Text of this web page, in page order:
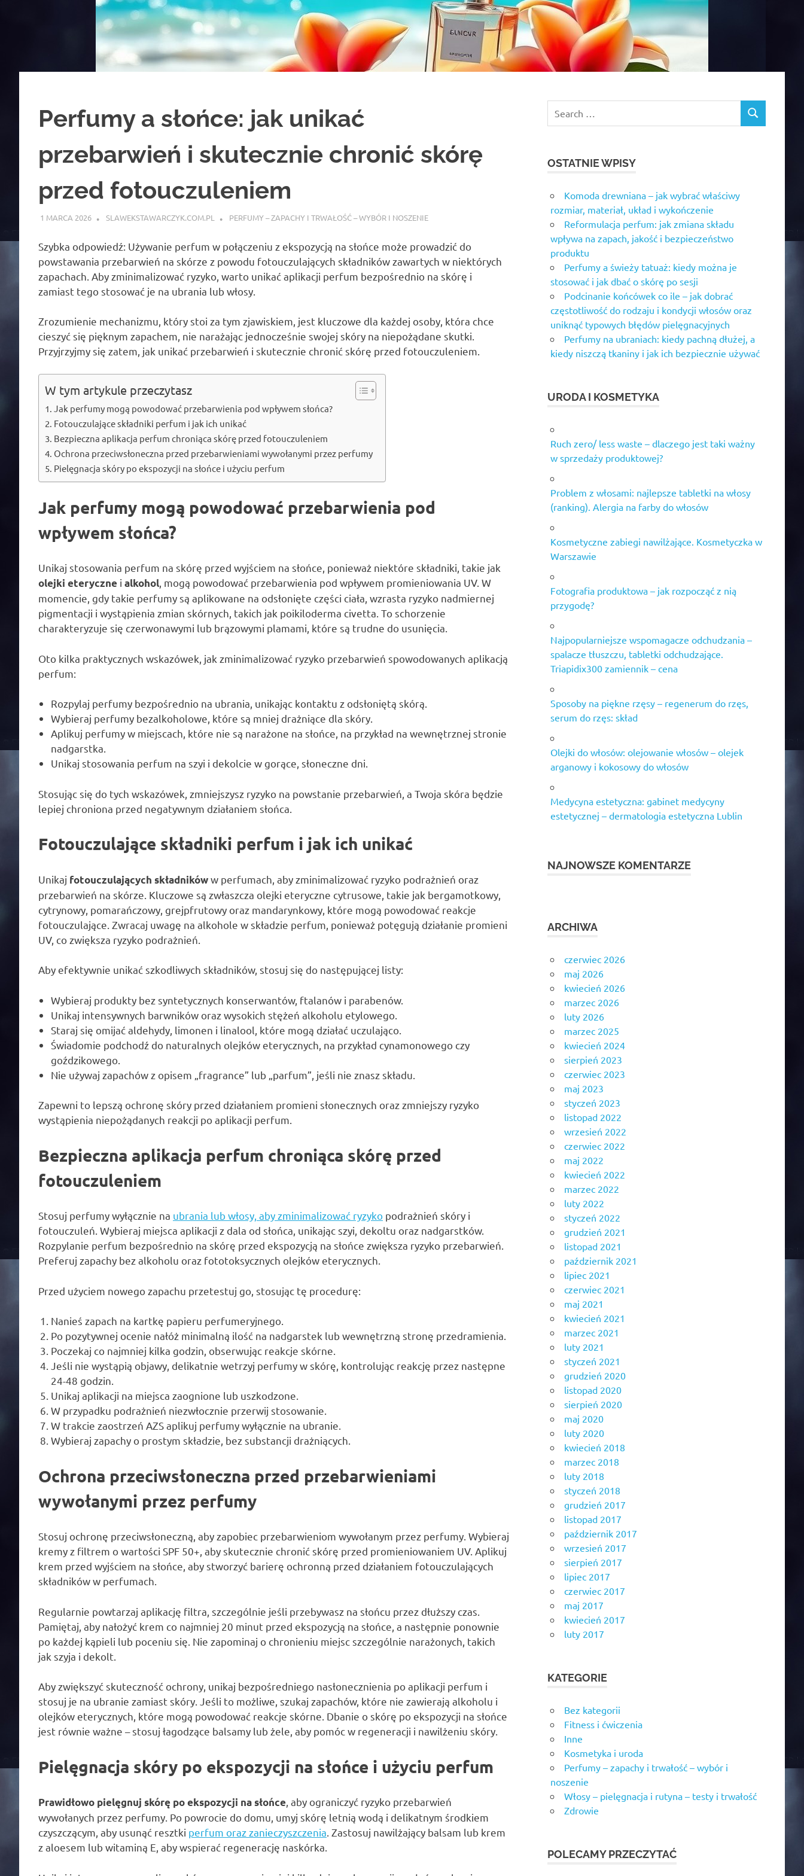
Perfumy a słońce: jak unikać
przebarwień i skutecznie chronić skórę
przed fotouczuleniem
1 MARCA 2026 SLAWEKSTAWARCZYK.COM.PL PERFUMY – ZAPACHY I TRWAŁOŚĆ – WYBÓR I NOSZENIE
Szybka odpowiedź: Używanie perfum w połączeniu z ekspozycją na słońce może prowadzić do
powstawania przebarwień na skórze z powodu fotouczulających składników zawartych w niektórych
zapachach. Aby zminimalizować ryzyko, warto unikać aplikacji perfum bezpośrednio na skórę i
zamiast tego stosować je na ubrania lub włosy.
Zrozumienie mechanizmu, który stoi za tym zjawiskiem, jest kluczowe dla każdej osoby, która chce
cieszyć się pięknym zapachem, nie narażając jednocześnie swojej skóry na niepożądane skutki.
Przyjrzyjmy się zatem, jak unikać przebarwień i skutecznie chronić skórę przed fotouczuleniem.
W tym artykule przeczytasz
Jak perfumy mogą powodować przebarwienia pod wpływem słońca?
Fotouczulające składniki perfum i jak ich unikać
Bezpieczna aplikacja perfum chroniąca skórę przed fotouczuleniem
Ochrona przeciwsłoneczna przed przebarwieniami wywołanymi przez perfumy
Pielęgnacja skóry po ekspozycji na słońce i użyciu perfum
Jak perfumy mogą powodować przebarwienia pod
wpływem słońca?
Unikaj stosowania perfum na skórę przed wyjściem na słońce, ponieważ niektóre składniki, takie jak
olejki eteryczne i alkohol, mogą powodować przebarwienia pod wpływem promieniowania UV. W
momencie, gdy takie perfumy są aplikowane na odsłonięte części ciała, wzrasta ryzyko nadmiernej
pigmentacji i wystąpienia zmian skórnych, takich jak poikiloderma civetta. To schorzenie
charakteryzuje się czerwonawymi lub brązowymi plamami, które są trudne do usunięcia.
Oto kilka praktycznych wskazówek, jak zminimalizować ryzyko przebarwień spowodowanych aplikacją
perfum:
Rozpylaj perfumy bezpośrednio na ubrania, unikając kontaktu z odsłoniętą skórą.
Wybieraj perfumy bezalkoholowe, które są mniej drażniące dla skóry.
Aplikuj perfumy w miejscach, które nie są narażone na słońce, na przykład na wewnętrznej stronie
nadgarstka.
Unikaj stosowania perfum na szyi i dekolcie w gorące, słoneczne dni.
Stosując się do tych wskazówek, zmniejszysz ryzyko na powstanie przebarwień, a Twoja skóra będzie
lepiej chroniona przed negatywnym działaniem słońca.
Fotouczulające składniki perfum i jak ich unikać
Unikaj fotouczulających składnikóww perfumach, aby zminimalizować ryzyko podrażnień oraz
przebarwień na skórze. Kluczowe są zwłaszcza olejki eteryczne cytrusowe, takie jak bergamotkowy,
cytrynowy, pomarańczowy, grejpfrutowy oraz mandarynkowy, które mogą powodować reakcje
fotouczulające. Zwracaj uwagę na alkohole w składzie perfum, ponieważ potęgują działanie promieni
UV, co zwiększa ryzyko podrażnień.
Aby efektywnie unikać szkodliwych składników, stosuj się do następującej listy:
Wybieraj produkty bez syntetycznych konserwantów, ftalanów i parabenów.
Unikaj intensywnych barwników oraz wysokich stężeń alkoholu etylowego.
Staraj się omijać aldehydy, limonen i linalool, które mogą działać uczulająco.
Świadomie podchodź do naturalnych olejków eterycznych, na przykład cynamonowego czy
goździkowego.
Nie używaj zapachów z opisem „fragrance” lub „parfum”, jeśli nie znasz składu.
Zapewni to lepszą ochronę skóry przed działaniem promieni słonecznych oraz zmniejszy ryzyko
wystąpienia niepożądanych reakcji po aplikacji perfum.
Bezpieczna aplikacja perfum chroniąca skórę przed
fotouczuleniem
Stosuj perfumy wyłącznie na ubrania lub włosy, aby zminimalizować ryzyko podrażnień skóry i
fotouczuleń. Wybieraj miejsca aplikacji z dala od słońca, unikając szyi, dekoltu oraz nadgarstków.
Rozpylanie perfum bezpośrednio na skórę przed ekspozycją na słońce zwiększa ryzyko przebarwień.
Preferuj zapachy bez alkoholu oraz fototoksycznych olejków eterycznych.
Przed użyciem nowego zapachu przetestuj go, stosując tę procedurę:
Nanieś zapach na kartkę papieru perfumeryjnego.
Po pozytywnej ocenie nałóż minimalną ilość na nadgarstek lub wewnętrzną stronę przedramienia.
Poczekaj co najmniej kilka godzin, obserwując reakcje skórne.
Jeśli nie wystąpią objawy, delikatnie wetrzyj perfumy w skórę, kontrolując reakcję przez następne
24-48 godzin.
Unikaj aplikacji na miejsca zaognione lub uszkodzone.
W przypadku podrażnień niezwłocznie przerwij stosowanie.
W trakcie zaostrzeń AZS aplikuj perfumy wyłącznie na ubranie.
Wybieraj zapachy o prostym składzie, bez substancji drażniących.
Ochrona przeciwsłoneczna przed przebarwieniami
wywołanymi przez perfumy
Stosuj ochronę przeciwsłoneczną, aby zapobiec przebarwieniom wywołanym przez perfumy. Wybieraj
kremy z filtrem o wartości SPF 50+, aby skutecznie chronić skórę przed promieniowaniem UV. Aplikuj
krem przed wyjściem na słońce, aby stworzyć barierę ochronną przed działaniem fotouczulających
składników w perfumach.
Regularnie powtarzaj aplikację filtra, szczególnie jeśli przebywasz na słońcu przez dłuższy czas.
Pamiętaj, aby nałożyć krem co najmniej 20 minut przed ekspozycją na słońce, a następnie ponownie
po każdej kąpieli lub poceniu się. Nie zapominaj o chronieniu miejsc szczególnie narażonych, takich
jak szyja i dekolt.
Aby zwiększyć skuteczność ochrony, unikaj bezpośredniego nasłonecznienia po aplikacji perfum i
stosuj je na ubranie zamiast skóry. Jeśli to możliwe, szukaj zapachów, które nie zawierają alkoholu i
olejków eterycznych, które mogą powodować reakcje skórne. Dbanie o skórę po ekspozycji na słońce
jest równie ważne – stosuj łagodzące balsamy lub żele, aby pomóc w regeneracji i nawilżeniu skóry.
Pielęgnacja skóry po ekspozycji na słońce i użyciu perfum
Prawidłowo pielęgnuj skórę po ekspozycji na słońce, aby ograniczyć ryzyko przebarwień
wywołanych przez perfumy. Po powrocie do domu, umyj skórę letnią wodą i delikatnym środkiem
czyszczącym, aby usunąć resztki perfum oraz zanieczyszczenia. Zastosuj nawilżający balsam lub krem
z aloesem lub witaminą E, aby wspierać regenerację naskórka.
OSTATNIE WPISY
Komoda drewniana – jak wybrać właściwy
rozmiar, materiał, układ i wykończenie
Reformulacja perfum: jak zmiana składu
wpływa na zapach, jakość i bezpieczeństwo
produktu
Perfumy a świeży tatuaż: kiedy można je
stosować i jak dbać o skórę po sesji
Podcinanie końcówek co ile – jak dobrać
częstotliwość do rodzaju i kondycji włosów oraz
uniknąć typowych błędów pielęgnacyjnych
Perfumy na ubraniach: kiedy pachną dłużej, a
kiedy niszczą tkaniny i jak ich bezpiecznie używać
URODA I KOSMETYKA
Ruch zero/ less waste – dlaczego jest taki ważny
w sprzedaży produktowej?
Problem z włosami: najlepsze tabletki na włosy
(ranking). Alergia na farby do włosów
Kosmetyczne zabiegi nawilżające. Kosmetyczka w
Warszawie
Fotografia produktowa – jak rozpocząć z nią
przygodę?
Najpopularniejsze wspomagacze odchudzania –
spalacze tłuszczu, tabletki odchudzające.
Triapidix300 zamiennik – cena
Sposoby na piękne rzęsy – regenerum do rzęs,
serum do rzęs: skład
Olejki do włosów: olejowanie włosów – olejek
arganowy i kokosowy do włosów
Medycyna estetyczna: gabinet medycyny
estetycznej – dermatologia estetyczna Lublin
NAJNOWSZE KOMENTARZE
ARCHIWA
czerwiec 2026
maj 2026
kwiecień 2026
marzec 2026
luty 2026
marzec 2025
kwiecień 2024
sierpień 2023
czerwiec 2023
maj 2023
styczeń 2023
listopad 2022
wrzesień 2022
czerwiec 2022
maj 2022
kwiecień 2022
marzec 2022
luty 2022
styczeń 2022
grudzień 2021
listopad 2021
październik 2021
lipiec 2021
czerwiec 2021
maj 2021
kwiecień 2021
marzec 2021
luty 2021
styczeń 2021
grudzień 2020
listopad 2020
sierpień 2020
maj 2020
luty 2020
kwiecień 2018
marzec 2018
luty 2018
styczeń 2018
grudzień 2017
listopad 2017
październik 2017
wrzesień 2017
sierpień 2017
lipiec 2017
czerwiec 2017
maj 2017
kwiecień 2017
luty 2017
KATEGORIE
Bez kategorii
Fitness i ćwiczenia
Inne
Kosmetyka i uroda
Perfumy – zapachy i trwałość – wybór i
noszenie
Włosy – pielęgnacja i rutyna – testy i trwałość
Zdrowie
POLECAMY PRZECZYTAĆ